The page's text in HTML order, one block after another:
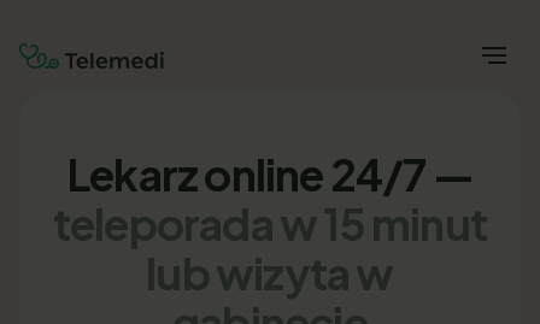
Lekarz online 24/7 —
teleporada w 15 minut
lub wizyta w